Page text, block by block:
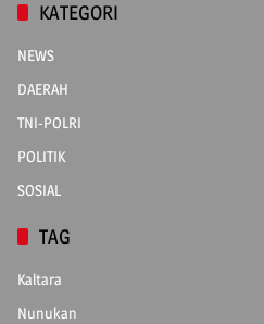
KATEGORI
NEWS
DAERAH
TNI-POLRI
POLITIK
SOSIAL
TAG
Kaltara
Nunukan